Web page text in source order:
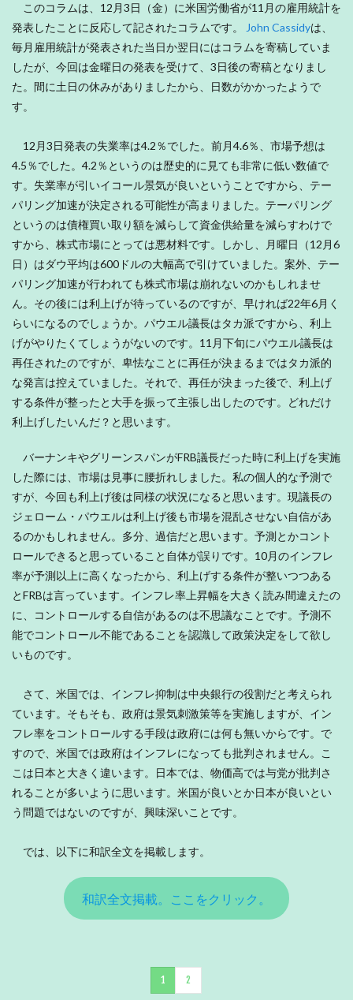
このコラムは、12月3日（金）に米国労働省が11月の雇用統計を
発表したことに反応して記されたコラムです。
John Cassidyは、
毎月雇用統計が発表された当日か翌日にはコラムを寄稿していま
したが、今回は金曜日の発表を受けて、3日後の寄稿となりまし
た。間に土日の休みがありましたから、日数がかかったようで
す。
12月3日発表の失業率は4.2％でした。前月4.6％、市場予想は
4.5％でした。4.2％というのは歴史的に見ても非常に低い数値で
す。失業率が引いイコール景気が良いということですから、テー
パリング加速が決定される可能性が高まりました。テーパリング
というのは債権買い取り額を減らして資金供給量を減らすわけで
すから、株式市場にとっては悪材料です。しかし、月曜日（12月6
日）はダウ平均は600ドルの大幅高で引けていました。案外、テー
パリング加速が行われても株式市場は崩れないのかもしれませ
ん。その後には利上げが待っているのですが、早ければ22年6月く
らいになるのでしょうか。パウエル議長はタカ派ですから、利上
げがやりたくてしょうがないのです。11月下旬にパウエル議長は
再任されたのですが、卑怯なことに再任が決まるまではタカ派的
な発言は控えていました。それで、再任が決まった後で、利上げ
する条件が整ったと大手を振って主張し出したのです。どれだけ
利上げしたいんだ？と思います。
バーナンキやグリーンスパンがFRB議長だった時に利上げを実施
した際には、市場は見事に腰折れしました。私の個人的な予測で
すが、今回も利上げ後は同様の状況になると思います。現議長の
ジェローム・パウエルは利上げ後も市場を混乱させない自信があ
るのかもしれません。多分、過信だと思います。予測とかコント
ロールできると思っていること自体が誤りです。10月のインフレ
率が予測以上に高くなったから、利上げする条件が整いつつある
とFRBは言っています。インフレ率上昇幅を大きく読み間違えたの
に、コントロールする自信があるのは不思議なことです。予測不
能でコントロール不能であることを認識して政策決定をして欲し
いものです。
さて、米国では、インフレ抑制は中央銀行の役割だと考えられ
ています。そもそも、政府は景気刺激策等を実施しますが、イン
フレ率をコントロールする手段は政府には何も無いからです。で
すので、米国では政府はインフレになっても批判されません。こ
こは日本と大きく違います。日本では、物価高では与党が批判さ
れることが多いように思います。米国が良いとか日本が良いとい
う問題ではないのですが、興味深いことです。
では、以下に和訳全文を掲載します。
和訳全文掲載。ここをクリック。
1 2